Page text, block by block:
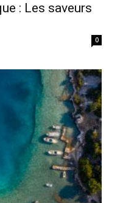
: Les saveurs
0